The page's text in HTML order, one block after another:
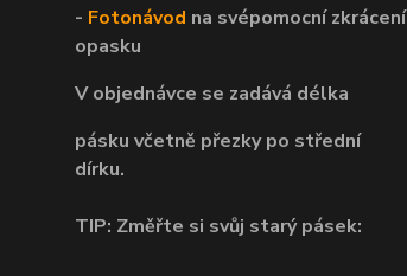
- Fotonávod na svépomocnízkrácení
opasku
V objednávce se zadává délka
pásku včetně přezky po střední
dírku.
TIP: Změřte si svůj starý pásek: